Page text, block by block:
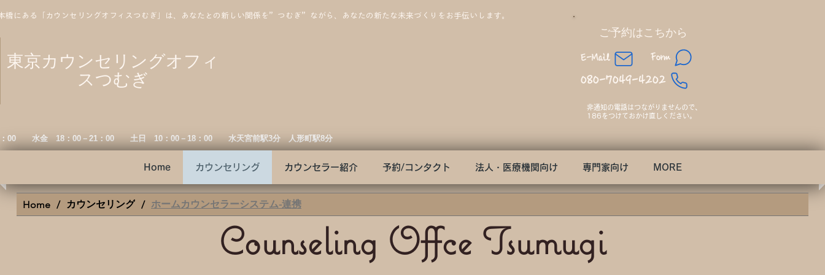
橋にある「カウンセリングオフィスつむぎ」は、あなたとの新しい関係を”つむぎ”ながら、あなたの新たな未来づくりをお手伝いします。
東京カウンセリングオフィ
スつむぎ
080-7049-4202
​ご予約はこちから
E-Mail Form
非通知の電話はつながりませんので、​
186をつけておかけ直しください。
：00 水金 18：00－21：00 土日 10：00－18：00 水天宮前駅3分 人形町駅8分
Home カウンセリング カウンセラー紹介 予約/コンタクト 法人・医療機関向け 専門家向け MORE
Home / カウンセリング / ホームカウンセラーシステム-連携
Counseling Offce Tsumugi